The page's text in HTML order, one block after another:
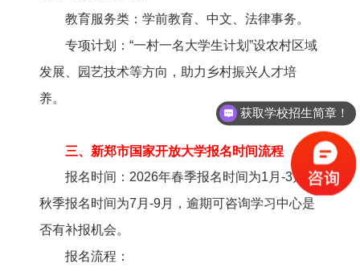
教育服务类：学前教育、中文、法律事务。
专项计划：“一村一名大学生计划”设农村区域
发展、园艺技术等方向，助力乡村振兴人才培
养。
三、新郑市国家开放大学报名时间流程
报名时间：2026年春季报名时间为1月-3月，
秋季报名时间为7月-9月，逾期可咨询学习中心是
否有补报机会。
报名流程：
获取学校招生简章！